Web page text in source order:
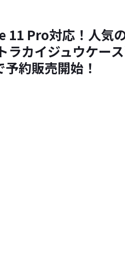
Pro対応！人気
ラカイジュウケー
約販売開始！